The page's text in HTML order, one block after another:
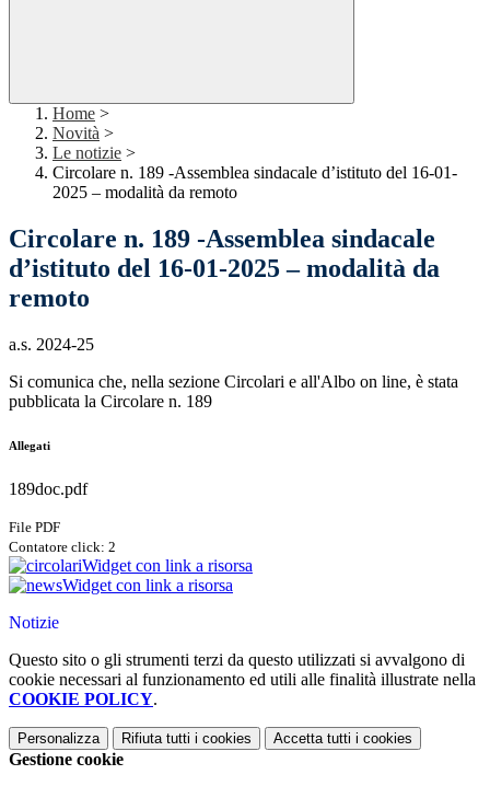
Home >
Novità >
Le notizie >
Circolare n. 189 -Assemblea sindacale d’istituto del 16-01-
2025 – modalità da remoto
Circolare n. 189 -Assemblea sindacale
d’istituto del 16-01-2025 – modalità da
remoto
a.s. 2024-25
Si comunica che, nella sezione Circolari e all'Albo on line, è stata
pubblicata la Circolare n. 189
Allegati
189doc.pdf
File PDF
Contatore click: 2
Widget con link a risorsa
Widget con link a risorsa
Notizie
Questo sito o gli strumenti terzi da questo utilizzati si avvalgono di
cookie necessari al funzionamento ed utili alle finalità illustrate nella
COOKIE POLICY.
Personalizza Rifiuta tutti i cookies Accetta tutti i cookies
Gestione cookie